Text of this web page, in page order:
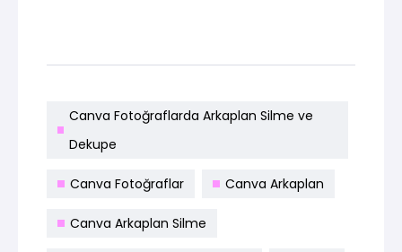
Canva Fotoğraflarda Arkaplan Silme ve
Dekupe
Canva Fotoğraflar Canva Arkaplan
Canva Arkaplan Silme